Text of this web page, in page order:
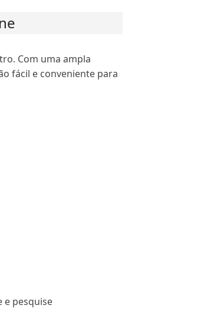
Com uma ampla
fácil e conveniente para
e pesquise